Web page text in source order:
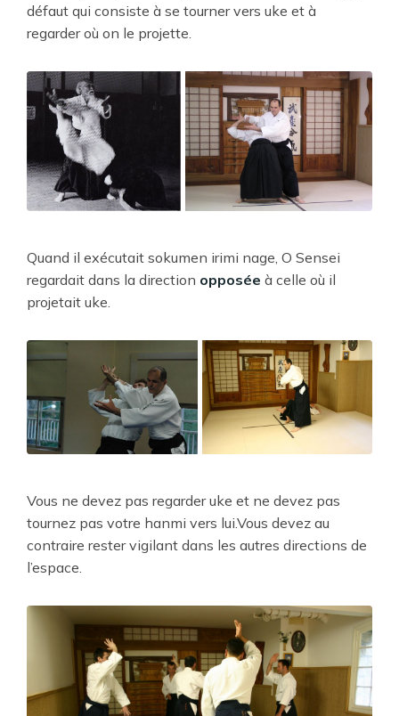
défaut qui consiste à se tourner vers uke et à
regarder où on le projette.
Quand il exécutait sokumen irimi nage, O Sensei
regardait dans la direction opposée à celle où il
projetait uke.
Vous ne devez pas regarder uke et ne devez pas
tournez pas votre hanmi vers lui.Vous devez au
contraire rester vigilant dans les autres directions de
l’espace.